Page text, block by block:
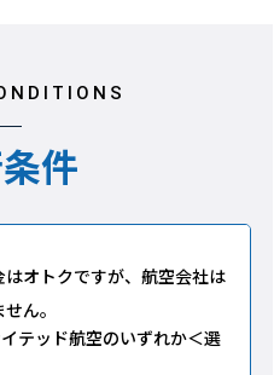
件
オトクですが、航空会社は
ん。
テッド航空のいずれか＜選